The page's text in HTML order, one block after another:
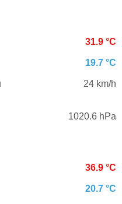
31.9 °C
19.7 °C
24 km/h
1020.6 hPa
36.9 °C
20.7 °C